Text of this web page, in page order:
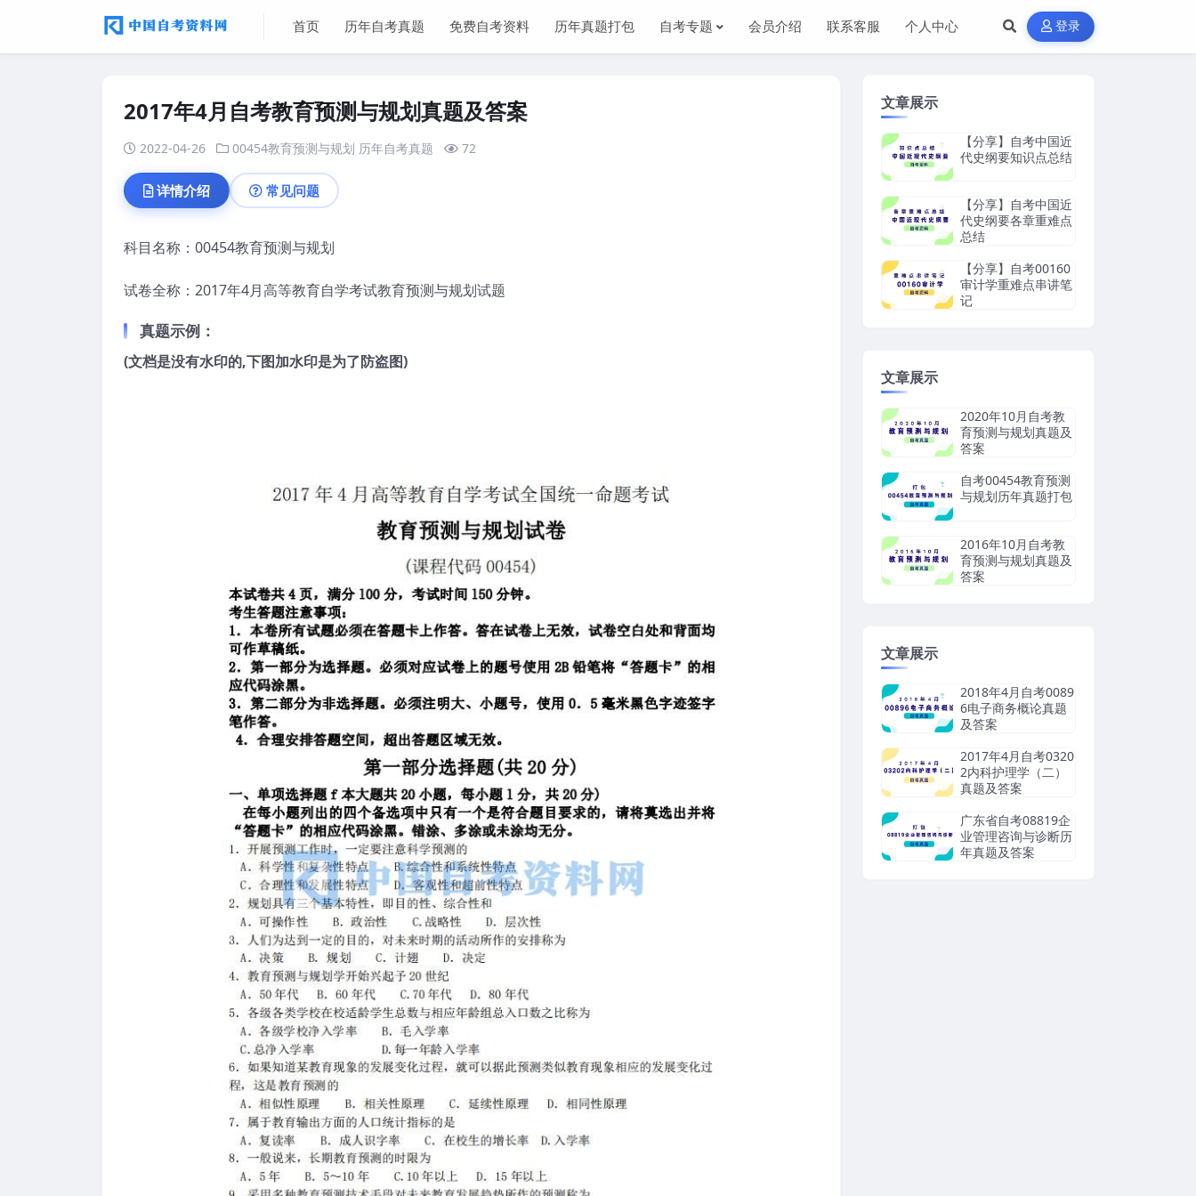
首页 历年自考真题 免费自考资料 历年真题打包 自考专题 会员介绍 联系客服 个人中心 登录
2017年4月自考教育预测与规划真题及答案
2022-04-26 00454教育预测与规划 历年自考真题 72
详情介绍 常见问题
科目名称：00454教育预测与规划
试卷全称：2017年4月高等教育自学考试教育预测与规划试题
真题示例：
(文档是没有水印的,下图加水印是为了防盗图)
文章展示
【分享】自考中国近
代史纲要知识点总结
【分享】自考中国近
代史纲要各章重难点
总结
【分享】自考00160
审计学重难点串讲笔
记
文章展示
2020年10月自考教
育预测与规划真题及
答案
自考00454教育预测
与规划历年真题打包
2016年10月自考教
育预测与规划真题及
答案
文章展示
2018年4月自考0089
6电子商务概论真题
及答案
2017年4月自考0320
2内科护理学（二）
真题及答案
广东省自考08819企
业管理咨询与诊断历
年真题及答案